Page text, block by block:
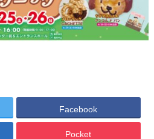
Facebook
Pocket